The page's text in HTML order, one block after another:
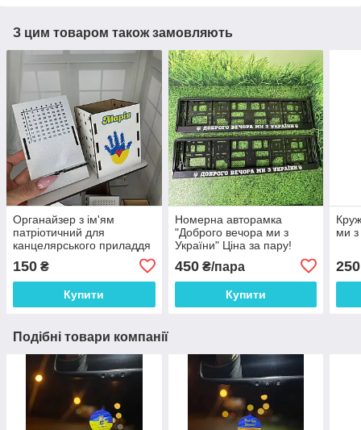
З цим товаром також замовляють
Органайзер з ім'ям
патріотичний для
канцелярського приладдя
150 ₴
Купити
Номерна авторамка
"Доброго вечора ми з
України" Ціна за пару!
450₴/пара
Купити
ми з
250
Подібні товари компанії